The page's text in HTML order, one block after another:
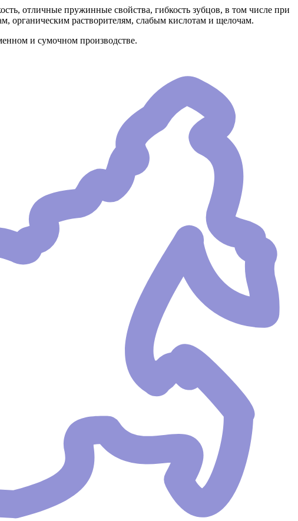
отличные пружинные свойства, гибкость зубцов, в том числе при
органическим растворителям, слабым кислотам и щелочам.
и сумочном производстве.